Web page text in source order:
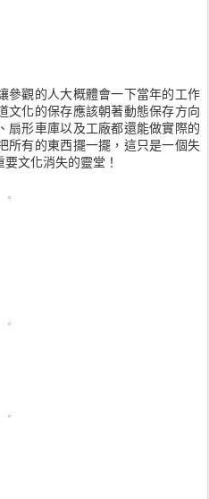
參觀的人大概體會一下當年的工作
文化的保存應該朝著動態保存方向
扇形車庫以及工廠都還能做實際的
所有的東西擺一擺，這只是一個失
文化消失的靈堂！